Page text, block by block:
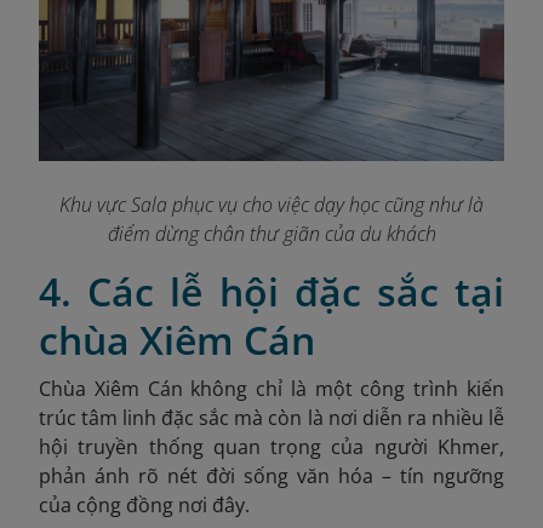
Khu vực Sala phục vụ cho việc dạy học cũng như là
điểm dừng chân thư giãn của du khách
4. Các lễ hội đặc sắc tại
chùa Xiêm Cán
Chùa Xiêm Cán không chỉ là một công trình kiến
trúc tâm linh đặc sắc mà còn là nơi diễn ra nhiều lễ
hội truyền thống quan trọng của người Khmer,
phản ánh rõ nét đời sống văn hóa – tín ngưỡng
của cộng đồng nơi đây.